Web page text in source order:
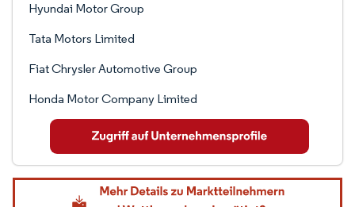
Hyundai Motor Group
Tata Motors Limited
Fiat Chrysler Automotive Group
Honda Motor Company Limited